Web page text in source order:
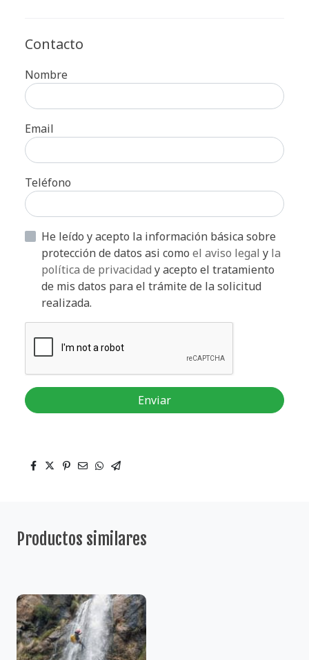
Contacto
Nombre
Email
Teléfono
He leído y acepto la información básica sobre
protección de datos asi como el aviso legal y la
política de privacidad y acepto el tratamiento
de mis datos para el trámite de la solicitud
realizada.
Enviar
Productos similares